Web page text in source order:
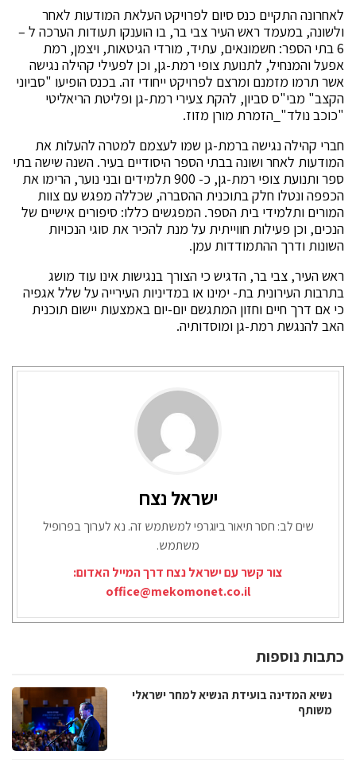
לאחרונה התקיים כנס סיום לפרויקט העלאת המודעות לאחר
ולשונה, במעמד ראש העיר צבי בר, בו הוענקו תעודות הערכה ל –
6 בתי הספר: חשמונאים, עתיד, מורדי הגיטאות, ויצמן, רמת
אפעל והמנחיל, לתנועת צופי רמת-גן, וכן לפעילי קהילה נגישה
אשר תרמו מזמנם ומרצם לפרויקט ייחודי זה. בכנס הופיעו "סביוני
הקצב" מבי"ס סביון, להקת צעירי רמת-גן ופליטת הריאליטי
"כוכב נולד"_הזמרת מורן מזוז.
חברי קהילה נגישה ברמת-גן שמו לעצמם למטרה להעלות את
המודעות לאחר ושונה בבתי הספר היסודיים בעיר. השנה שישה בתי
ספר ותנועת צופי רמת-גן, כ- 900 תלמידים ובני נוער, הרימו את
הכפפה ונטלו חלק בתוכנית ההסברה, שכללה מפגש עם צוות
המורים ותלמידי בית הספר. המפגשים כללו: סיפורים אישיים של
הנכים, וכן פעילות חווייתית על מנת להכיר את סוגי הנכויות
השונות ודרך ההתמודדות עמן.
ראש העיר, צבי בר, הדגיש כי הצורך בנגישות אינו עוד מושג
בתרבות העירונית בת- ימינו או במדיניות העירייה על שלל אגפיה
כי אם דרך חיים וחזון המתגשם יום-יום באמצעות יישום תוכנית
האב להנגשת רמת-גן ומוסדותיה.
ישראל נצח
שים לב: חסר תיאור ביוגרפי למשתמש זה. נא לערוך בפרופיל
משתמש.
צור קשר עם ישראל נצח דרך המייל האדום:
office@mekomonet.co.il
כתבות נוספות
נשיא המדינה בועידת הנשיא למחר ישראלי
משותף